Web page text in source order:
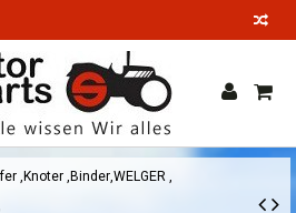
,Knoter ,Binder,WELGER ,